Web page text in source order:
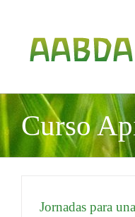
content
Curso
Jornadas para